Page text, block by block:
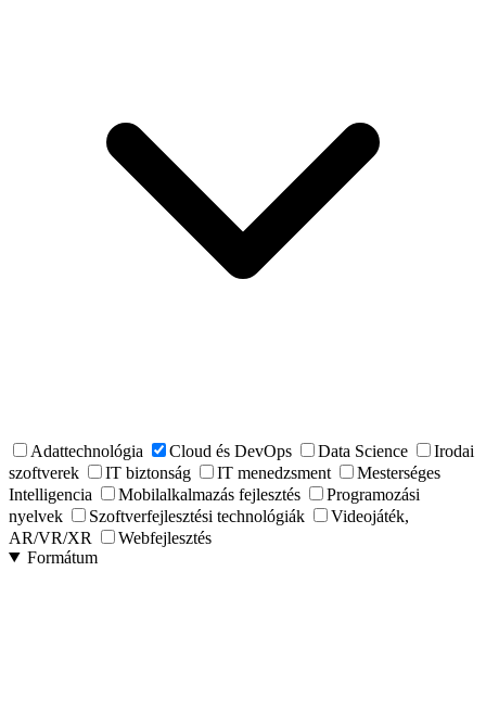
Adattechnológia Cloud és DevOps Data Science
Irodai
szoftverek
IT biztonság IT menedzsment
Mesterséges
Intelligencia
Mobilalkalmazás fejlesztés
Programozási
nyelvek
Szoftverfejlesztési technológiák
Videojáték,
AR/VR/XR
Webfejlesztés
Formátum